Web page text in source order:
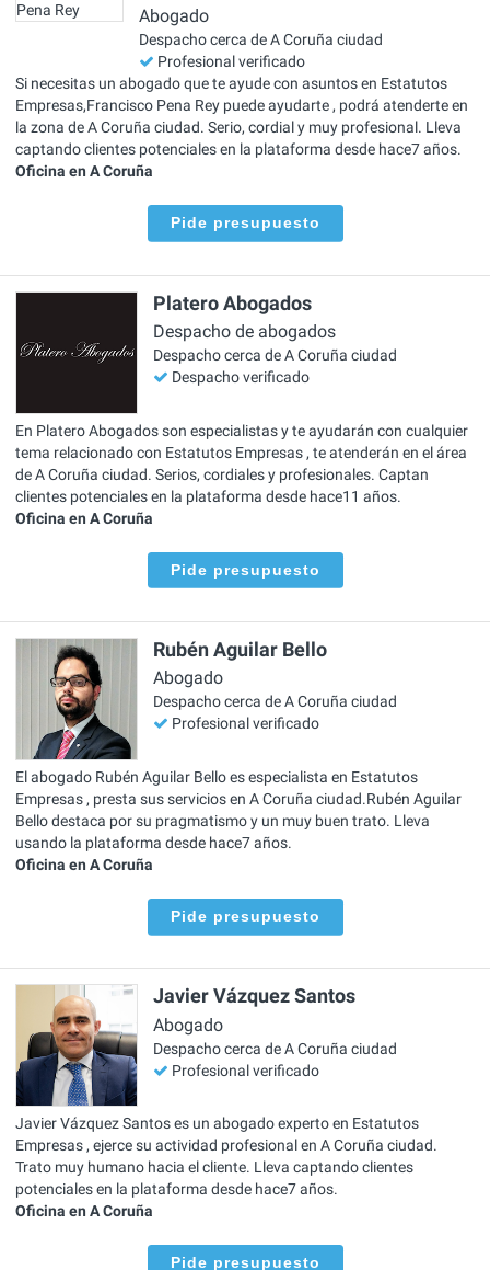
Abogado
Despacho cerca de A Coruña ciudad
Profesional verificado
Si necesitas un abogado que te ayude con asuntos en Estatutos
Empresas,Francisco Pena Rey puede ayudarte , podrá atenderte en
la zona de A Coruña ciudad. Serio, cordial y muy profesional. Lleva
captando clientes potenciales en la plataforma desde hace7 años.
Oficina en A Coruña
Pide presupuesto
Platero Abogados
Despacho de abogados
Despacho cerca de A Coruña ciudad
Despacho verificado
En Platero Abogados son especialistas y te ayudarán con cualquier
tema relacionado con Estatutos Empresas , te atenderán en el área
de A Coruña ciudad. Serios, cordiales y profesionales. Captan
clientes potenciales en la plataforma desde hace11 años.
Oficina en A Coruña
Pide presupuesto
Rubén Aguilar Bello
Abogado
Despacho cerca de A Coruña ciudad
Profesional verificado
El abogado Rubén Aguilar Bello es especialista en Estatutos
Empresas , presta sus servicios en A Coruña ciudad.Rubén Aguilar
Bello destaca por su pragmatismo y un muy buen trato. Lleva
usando la plataforma desde hace7 años.
Oficina en A Coruña
Pide presupuesto
Javier Vázquez Santos
Abogado
Despacho cerca de A Coruña ciudad
Profesional verificado
Javier Vázquez Santos es un abogado experto en Estatutos
Empresas , ejerce su actividad profesional en A Coruña ciudad.
Trato muy humano hacia el cliente. Lleva captando clientes
potenciales en la plataforma desde hace7 años.
Oficina en A Coruña
Pide presupuesto